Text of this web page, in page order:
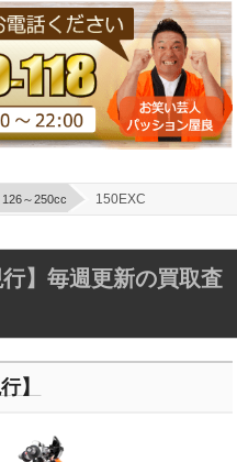
126～250cc 150EXC
】毎週更新の買取査
】